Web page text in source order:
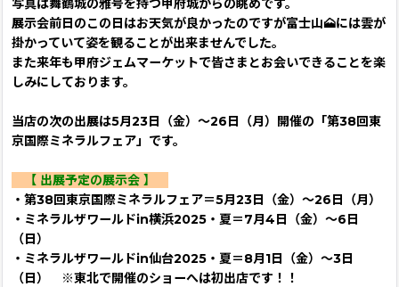
展示会前日のこの日はお天気が良かったのですが富士山🗻には雲が
掛かっていて姿を観ることが出来ませんでした。
また来年も甲府ジェムマーケットで皆さまとお会いできることを楽
しみにしております。
当店の次の出展は5月23日（金）～26日（月）開催の「第38回東
京国際ミネラルフェア」です。
【 出展予定の展示会 】
・第38回東京国際ミネラルフェア＝5月23日（金）～26日（月）
・ミネラルザワールドin横浜2025・夏＝7月4日（金）～6日
（日）
・ミネラルザワールドin仙台2025・夏＝8月1日（金）～3日
（日） ※東北で開催のショーへは初出店です！！